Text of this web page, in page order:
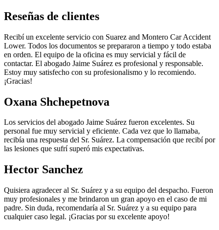
Reseñas de clientes
Recibí un excelente servicio con Suarez and Montero Car Accident
Lower. Todos los documentos se prepararon a tiempo y todo estaba
en orden. El equipo de la oficina es muy servicial y fácil de
contactar. El abogado Jaime Suárez es profesional y responsable.
Estoy muy satisfecho con su profesionalismo y lo recomiendo.
¡Gracias!
Oxana Shchepetnova
Los servicios del abogado Jaime Suárez fueron excelentes. Su
personal fue muy servicial y eficiente. Cada vez que lo llamaba,
recibía una respuesta del Sr. Suárez. La compensación que recibí por
las lesiones que sufrí superó mis expectativas.
Hector Sanchez
Quisiera agradecer al Sr. Suárez y a su equipo del despacho. Fueron
muy profesionales y me brindaron un gran apoyo en el caso de mi
padre. Sin duda, recomendaría al Sr. Suárez y a su equipo para
cualquier caso legal. ¡Gracias por su excelente apoyo!